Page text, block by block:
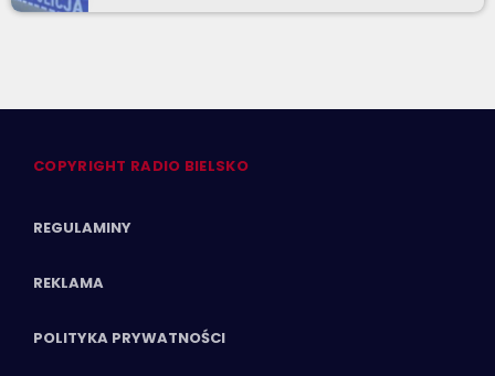
COPYRIGHT RADIO BIELSKO
REGULAMINY
REKLAMA
POLITYKA PRYWATNOŚCI